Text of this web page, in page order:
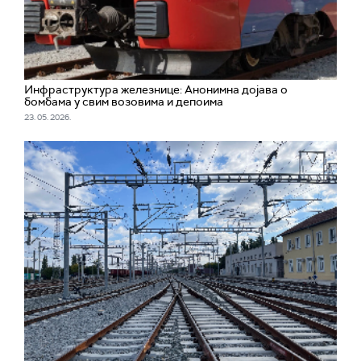
Инфраструктура железнице: Анонимна дојава о
бомбама у свим возовима и депоима
23. 05. 2026.